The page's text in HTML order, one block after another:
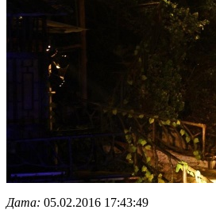
Дата: 05.02.2016 17:43:49